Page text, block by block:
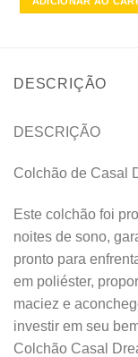
DESCRIÇÃO
DESCRIÇÃO
Colchão de Casal
Este colchão foi
noites de sono,
pronto para
em poliéster,
maciez e
investir em seu
Colchão Casal